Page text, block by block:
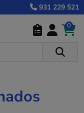
931 229 521
0